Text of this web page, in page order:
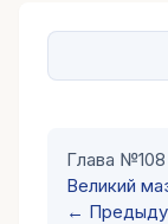
Глава №108
Великий
←